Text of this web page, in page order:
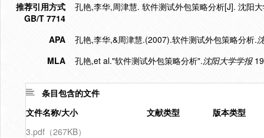
推荐引用方式
GB/T 7714
孔艳,李华,周津慧. 软件测试外包策略分析[J]. 沈阳
APA 孔艳,李华,&周津慧.(2007).软件测试外包策略分析.
MLA
孔艳,et al."软件测试外包策略分析".沈阳大学学报
条目包含的文件
文件名称/大小
文献类型
版本类型
3.pdf（267KB）